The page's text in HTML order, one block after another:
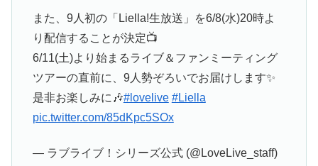
また、9人初の「Liella!生放送」を6/8(水)20時よ
り配信することが決定📺
6/11(土)より始まるライブ＆ファンミーティング
ツアーの直前に、9人勢ぞろいでお届けします✨
是非お楽しみに🎶#lovelive #Liella
pic.twitter.com/85dKpc5SOx
— ラブライブ！シリーズ公式 (@LoveLive_staff)